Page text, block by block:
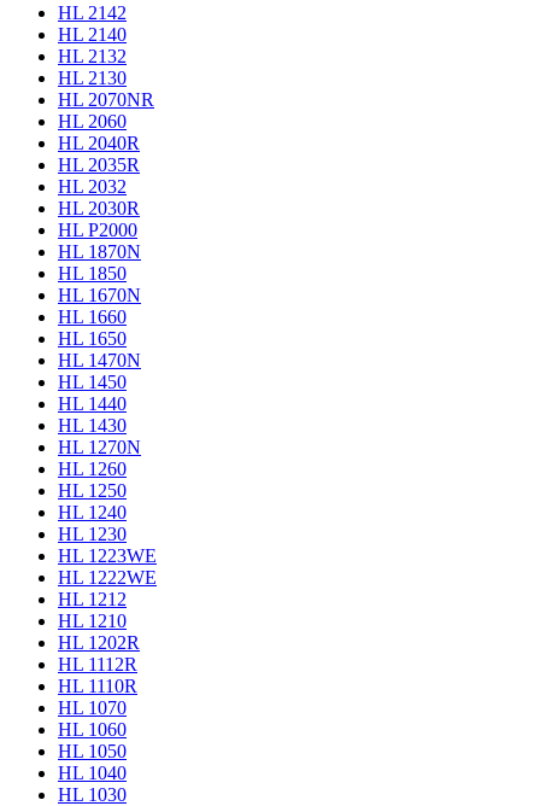
HL 2142
HL 2140
HL 2132
HL 2130
HL 2070NR
HL 2060
HL 2040R
HL 2035R
HL 2032
HL 2030R
HL P2000
HL 1870N
HL 1850
HL 1670N
HL 1660
HL 1650
HL 1470N
HL 1450
HL 1440
HL 1430
HL 1270N
HL 1260
HL 1250
HL 1240
HL 1230
HL 1223WE
HL 1222WE
HL 1212
HL 1210
HL 1202R
HL 1112R
HL 1110R
HL 1070
HL 1060
HL 1050
HL 1040
HL 1030